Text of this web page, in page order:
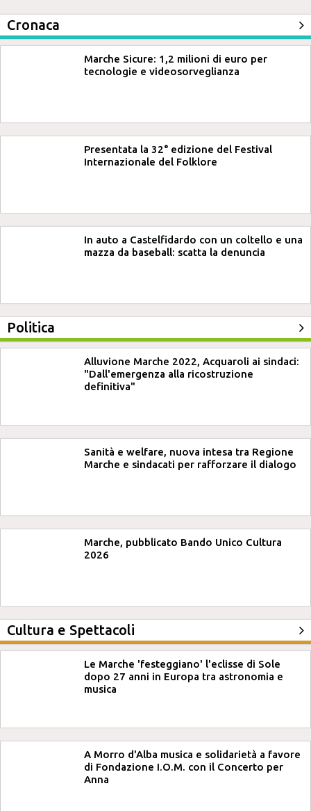
Cronaca
Marche Sicure: 1,2 milioni di euro per
tecnologie e videosorveglianza
Presentata la 32° edizione del Festival
Internazionale del Folklore
In auto a Castelfidardo con un coltello e una
mazza da baseball: scatta la denuncia
Politica
Alluvione Marche 2022, Acquaroli ai sindaci:
"Dall'emergenza alla ricostruzione
definitiva"
Sanità e welfare, nuova intesa tra Regione
Marche e sindacati per rafforzare il dialogo
Marche, pubblicato Bando Unico Cultura
2026
Cultura e Spettacoli
Le Marche 'festeggiano' l'eclisse di Sole
dopo 27 anni in Europa tra astronomia e
musica
A Morro d'Alba musica e solidarietà a favore
di Fondazione I.O.M. con il Concerto per
Anna